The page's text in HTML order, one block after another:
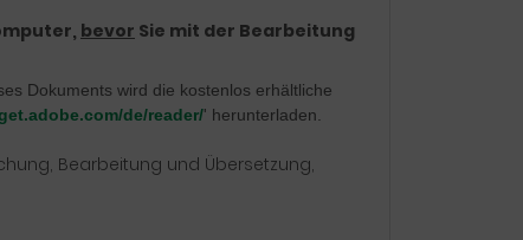
bevor Sie mit der Bearbeitung
Dokuments wird die kostenlos erhältliche
de/reader/' herunterladen.
Bearbeitung und Übersetzung,